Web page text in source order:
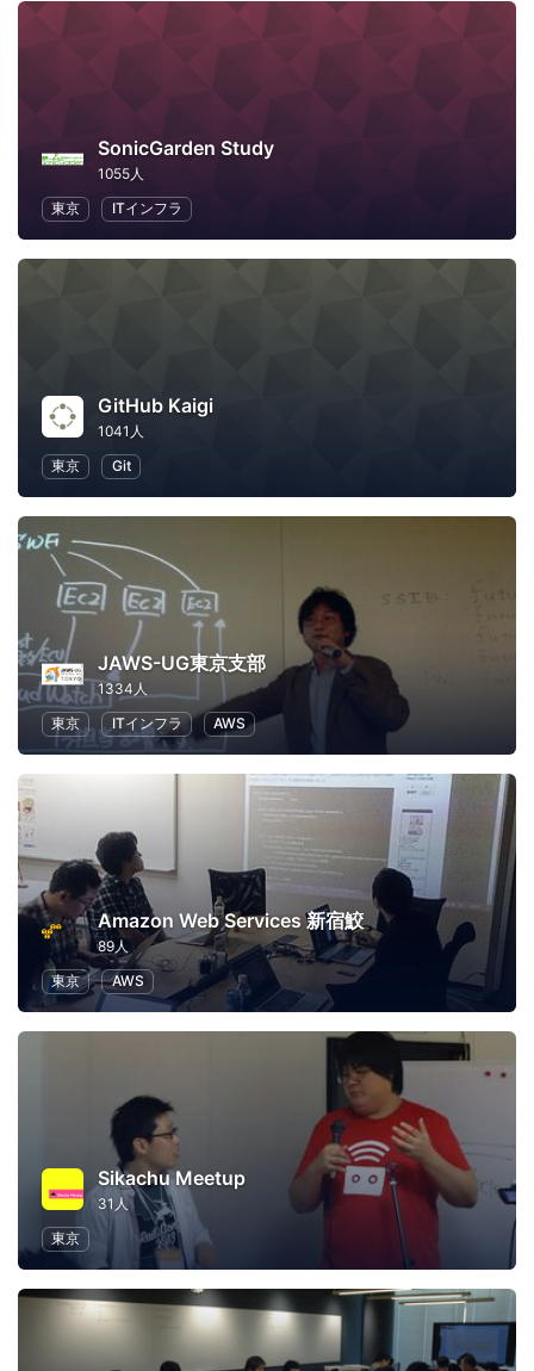
SonicGarden Study
1055人
東京
ITインフラ
GitHub Kaigi
1041人
東京
Git
JAWS-UG東京支部
1334人
東京
ITインフラ AWS
Amazon Web Services 新宿鮫
89人
東京
AWS
Sikachu Meetup
31人
東京